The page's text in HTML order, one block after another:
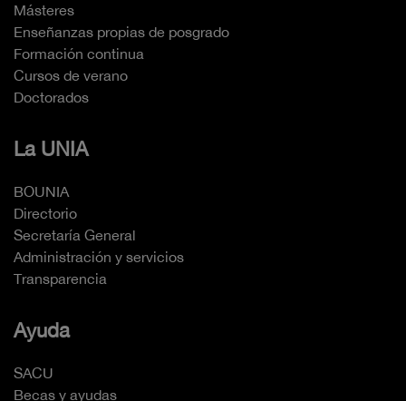
Másteres
Enseñanzas propias de posgrado
Formación continua
Cursos de verano
Doctorados
La UNIA
BOUNIA
Directorio
Secretaría General
Administración y servicios
Transparencia
Ayuda
SACU
Becas y ayudas